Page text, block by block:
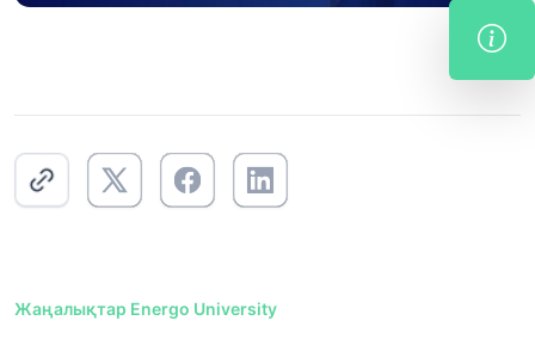
Жаңалықтар Energo University